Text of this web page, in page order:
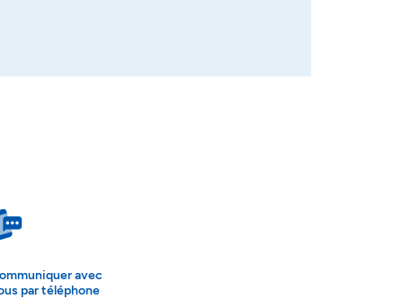
avec
par téléphone